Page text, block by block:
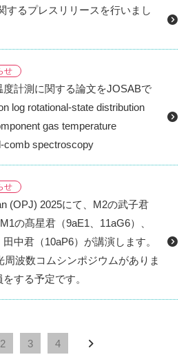
するプレスリリースを行いまし
せ
計測に関する論文をJOSABで
log rotational-state distribution
gas temperature
comb spectroscopy
せ
(OPJ) 2025にて、M2の武子君
の髙星君（9aE1、11aG6）、
中君（10aP6）が講演します。
周波数コムシンポジウムがありま
する予定です。
2 3 4